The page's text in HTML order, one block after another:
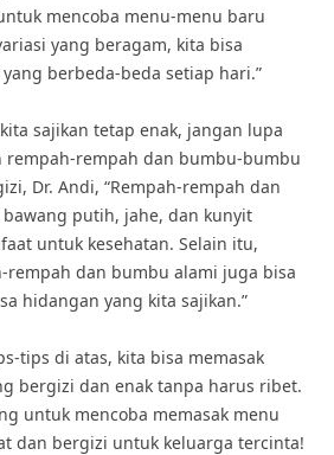
mencoba menu-menu baru
yang beragam, kita bisa
berbeda-beda setiap hari.”
sajikan tetap enak, jangan lupa
rempah-rempah dan bumbu-bumbu
Dr. Andi, “Rempah-rempah dan
putih, jahe, dan kunyit
untuk kesehatan. Selain itu,
rempah dan bumbu alami juga bisa
hidangan yang kita sajikan.”
tips di atas, kita bisa memasak
bergizi dan enak tanpa harus ribet.
untuk mencoba memasak menu
dan bergizi untuk keluarga tercinta!